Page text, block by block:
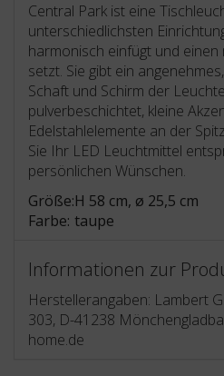
Central Park ist eine
unterschiedlichsten
harmonisch einfügt und
setzt. Sie gibt ein
Schaft und Schirm der
pulverbeschichtet, kleine
Edelstahlelemente an der
Sie Ihr LED Leuchtmittel
persönlichen Wünschen.
Größe:H 58 cm, ø 25,5 cm
Farbe: taupe
Informationen zur
Herstellerangaben: Lambert
303, D-41238
home.de